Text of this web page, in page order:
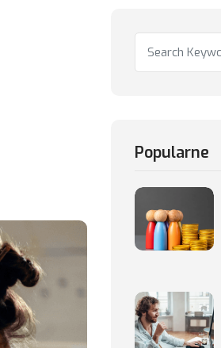
Popularne